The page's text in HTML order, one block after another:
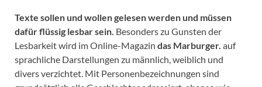
Texte sollen und wollen gelesen werden und müssen
dafür flüssig lesbar sein. Besonders zu Gunsten der
Lesbarkeit wird im Online-Magazin das Marburger. auf
sprachliche Darstellungen zu männlich, weiblich und
divers verzichtet. Mit Personenbezeichnungen sind